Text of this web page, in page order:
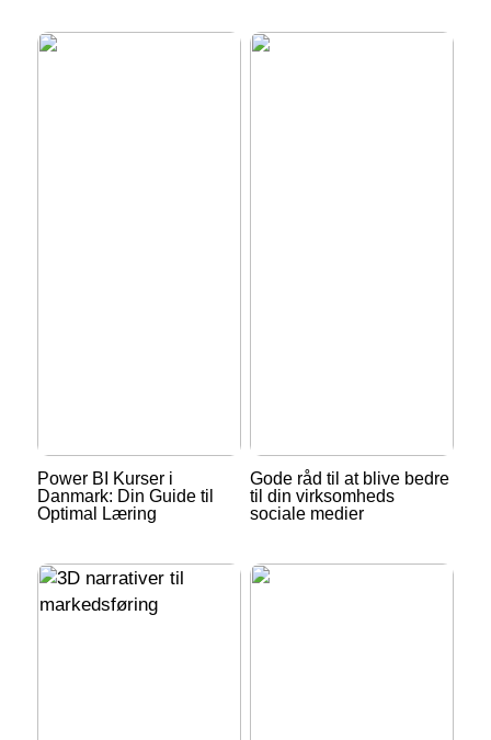
Power BI Kurser i
Danmark: Din Guide til
Optimal Læring
Gode råd til at blive bedre
til din virksomheds
sociale medier